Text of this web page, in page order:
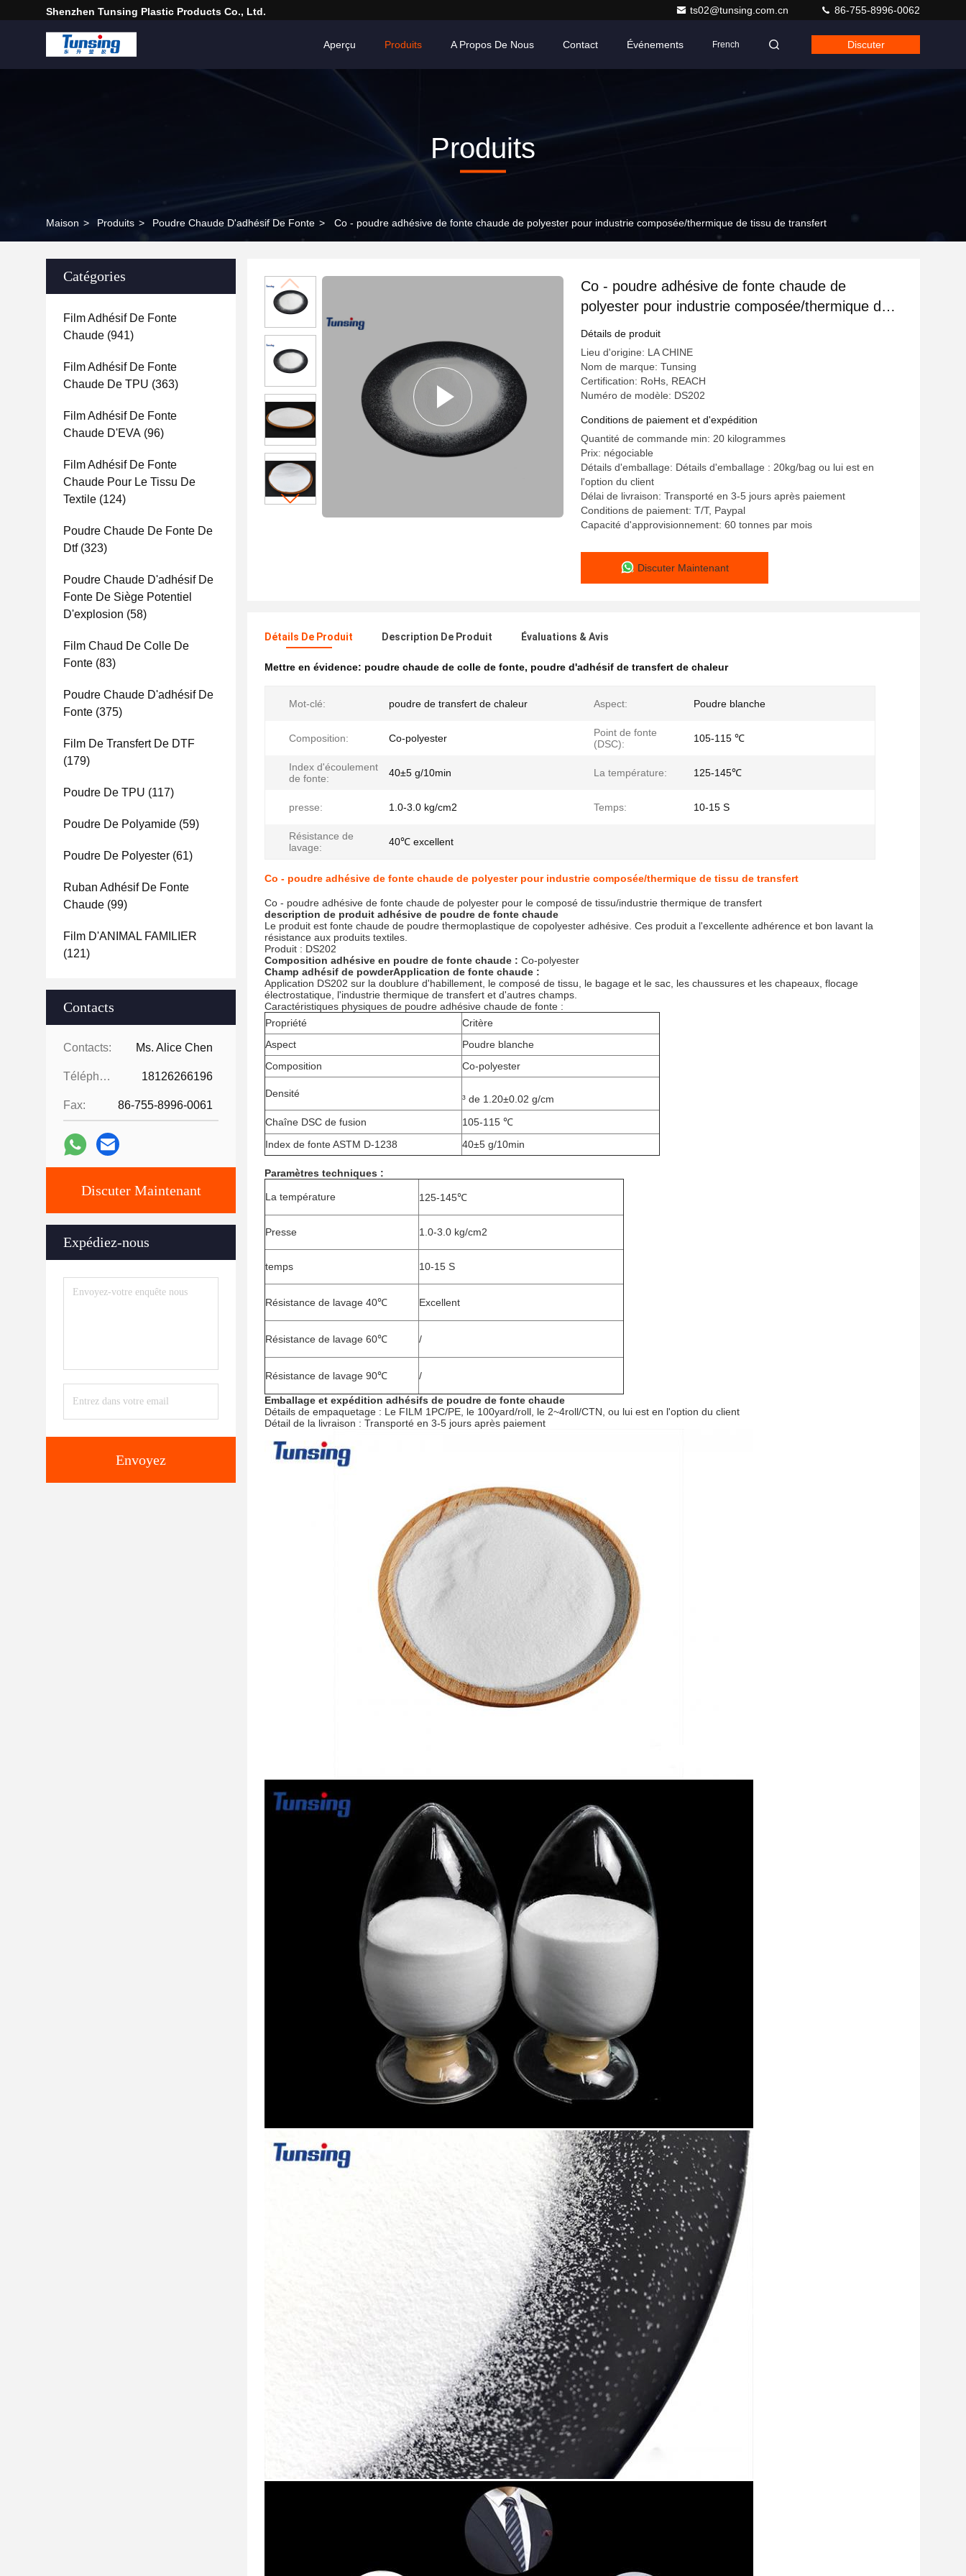
Shenzhen Tunsing Plastic Products Co., Ltd. ts02@tunsing.com.cn 86-755-8996-0062
Aperçu Produits A Propos De Nous Contact Événements French Discuter
Produits
Maison > Produits > Poudre Chaude D'adhésif De Fonte > Co - poudre adhésive de fonte chaude de polyester pour industrie composée/thermique de tissu de transfert
Catégories
Film Adhésif De Fonte
Chaude (941)
Film Adhésif De Fonte
Chaude De TPU (363)
Film Adhésif De Fonte
Chaude D'EVA (96)
Film Adhésif De Fonte
Chaude Pour Le Tissu De
Textile (124)
Poudre Chaude De Fonte De
Dtf(323)
Poudre Chaude D'adhésif De
Fonte De Siège Potentiel
D'explosion (58)
Film Chaud De Colle De
Fonte (83)
Poudre Chaude D'adhésif De
Fonte (375)
Film De Transfert De DTF
(179)
Poudre De TPU (117)
Poudre De Polyamide (59)
Poudre De Polyester (61)
Ruban Adhésif De Fonte
Chaude (99)
Film D'ANIMAL FAMILIER
(121)
Contacts
Contacts: Ms. Alice Chen
Téléphone: 18126266196
Fax: 86-755-8996-0061
Discuter Maintenant
Expédiez-nous
Envoyez
Co - poudre adhésive de fonte chaude de
polyester pour industrie composée/thermique de
tissu de transfert
Détails de produit
Lieu d'origine: LA CHINE
Nom de marque: Tunsing
Certification: RoHs, REACH
Numéro de modèle: DS202
Conditions de paiement et d'expédition
Quantité de commande min: 20 kilogrammes
Prix: négociable
Détails d'emballage: Détails d'emballage : 20kg/bag ou lui est en
l'option du client
Délai de livraison: Transporté en 3-5 jours après paiement
Conditions de paiement: T/T, Paypal
Capacité d'approvisionnement: 60 tonnes par mois
Discuter Maintenant
Détails De Produit Description De Produit Évaluations & Avis
Mettre en évidence: poudre chaude de colle de fonte, poudre d'adhésif de transfert de chaleur
Mot-clé: poudre de transfert de chaleur Aspect: Poudre blanche
Composition: Co-polyester
Point de fonte
(DSC):
105-115 ℃
Index d'écoulement
de fonte:
40±5 g/10min La température: 125-145℃
presse: 1.0-3.0 kg/cm2 Temps: 10-15 S
Résistance de
lavage:
40℃ excellent
Co - poudre adhésive de fonte chaude de polyester pour industrie composée/thermique de tissu de transfert
Co - poudre adhésive de fonte chaude de polyester pour le composé de tissu/industrie thermique de transfert
description de produit adhésive de poudre de fonte chaude
Le produit est fonte chaude de poudre thermoplastique de copolyester adhésive. Ces produit a l'excellente adhérence et bon lavant la
résistance aux produits textiles.
Produit : DS202
Composition adhésive en poudre de fonte chaude : Co-polyester
Champ adhésif de powderApplication de fonte chaude :
Application DS202 sur la doublure d'habillement, le composé de tissu, le bagage et le sac, les chaussures et les chapeaux, flocage
électrostatique, l'industrie thermique de transfert et d'autres champs.
Caractéristiques physiques de poudre adhésive chaude de fonte :
Propriété
Critère
Aspect
Poudre blanche
Composition
Co-polyester
Densité
³ de 1.20±0.02 g/cm
Chaîne DSC de fusion
105-115 ℃
Index de fonte ASTM D-1238
40±5 g/10min
Paramètres techniques :
La température 125-145℃
Presse 1.0-3.0 kg/cm2
temps 10-15 S
Résistance de lavage 40℃ Excellent
Résistance de lavage 60℃ /
Résistance de lavage 90℃ /
Emballage et expédition adhésifs de poudre de fonte chaude
Détails de empaquetage : Le FILM 1PC/PE, le 100yard/roll, le 2~4roll/CTN, ou lui est en l'option du client
Détail de la livraison : Transporté en 3-5 jours après paiement